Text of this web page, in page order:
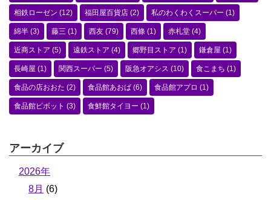
相鉄ローゼン (12) 福田屋百貨店 (2) 私のわくわくスーパー (1)
綿半 (3) 藤三 (1) 西友 (79) 西條 (1) 赤札堂 (4)
近商ストア (5) 遠鉄ストア (4) 郷野目ストア (1) 鎌倉屋 (1)
長崎屋 (1) 関西スーパー (5) 阪急オアシス (10) 食こまち (1)
食品の店おおた (2) 食品館あおば (6) 食品館アプロ (1)
食品館ピボット (3) 食鮮館タイヨー (1)
アーカイブ
2026年
8月 (6)